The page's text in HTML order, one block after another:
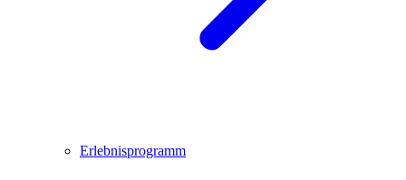
Erlebnisprogramm